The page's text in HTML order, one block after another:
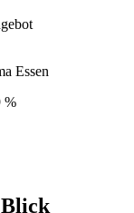
Essen
%